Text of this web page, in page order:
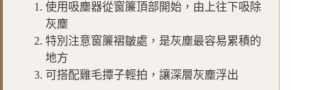
使用吸塵器從窗簾頂部開始，由上往下吸除
灰塵
特別注意窗簾褶皺處，是灰塵最容易累積的
地方
可搭配雞毛撢子輕拍，讓深層灰塵浮出